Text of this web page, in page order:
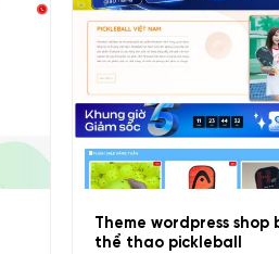
+
Theme wordpress shop
thể thao pickleball